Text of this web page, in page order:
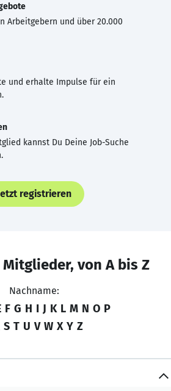
Arbeitgebern und über 20.000
und erhalte Impulse für ein
kannst Du Deine Job-Suche
registrieren
Mitglieder, von A bis Z
Nachname:
F G H I J K L M N O P
S T U V W X Y Z